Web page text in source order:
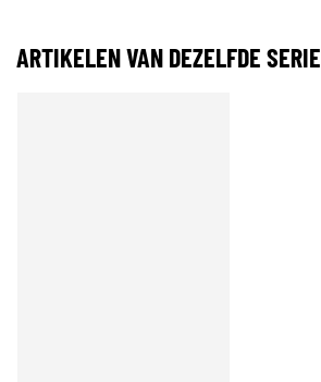
ARTIKELEN VAN DEZELFDE SERIE